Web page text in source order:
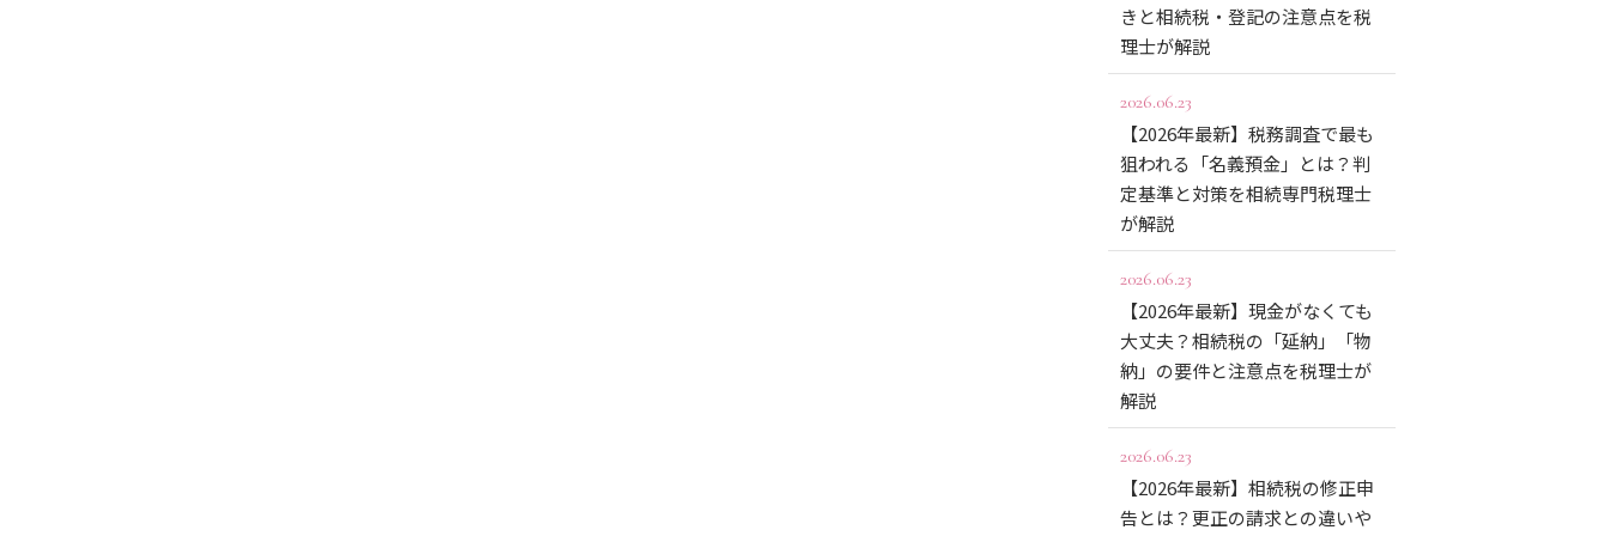
きと相続税・登記の注意点を税
理士が解説
2026.06.23
【2026年最新】税務調査で最も
狙われる「名義預金」とは？判
定基準と対策を相続専門税理士
が解説
2026.06.23
【2026年最新】現金がなくても
大丈夫？相続税の「延納」「物
納」の要件と注意点を税理士が
解説
2026.06.23
【2026年最新】相続税の修正申
告とは？更正の請求との違いや